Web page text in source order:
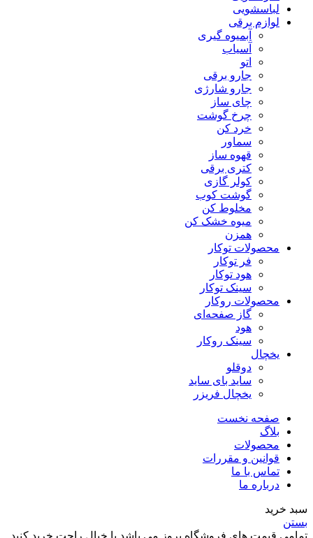
لباسشویی
لوازم برقی
آبمیوه گیری
آسیاب
اتو
جارو برقی
جارو شارژی
چای ساز
چرخ گوشت
خرد کن
سماور
قهوه ساز
کتری برقی
کولر گازی
گوشت کوب
مخلوط کن
میوه خشک کن
همزن
محصولات توکار
فر توکار
هود توکار
سینک توکار
محصولات روکار
گاز صفحه‌ای
هود
سینک روکار
یخچال
دوقلو
ساید بای ساید
یخچال فریزر
صفحه نخست
بلاگ
محصولات
قوانین و مقررات
تماس با ما
درباره ما
سبد خرید
بستن